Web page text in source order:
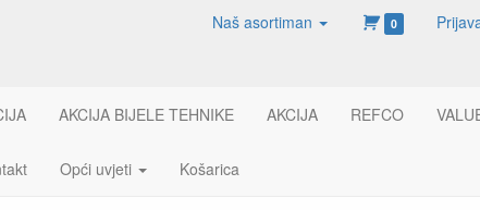
Naš asortiman 0
AKCIJA BIJELE TEHNIKE AKCIJA REFCO
Opći uvjeti Košarica